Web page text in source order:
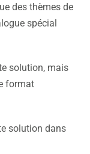
des thèmes de
spécial
solution, mais
format
solution dans